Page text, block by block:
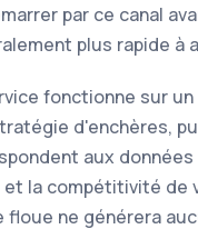
par ce canal
plus rapide à
fonctionne sur
d'enchères,
aux
la compétitivité de
floue ne générera